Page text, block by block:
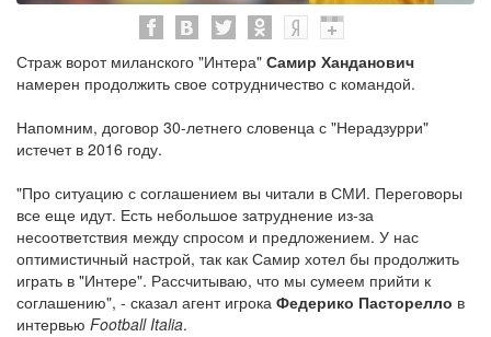
Страж ворот миланского "Интера" Самир Ханданович
намерен продолжить свое сотрудничество с командой.
Напомним, договор 30-летнего словенца с "Нерадзурри"
истечет в 2016 году.
"Про ситуацию с соглашением вы читали в СМИ. Переговоры
все еще идут. Есть небольшое затруднение из-за
несоответствия между спросом и предложением. У нас
оптимистичный настрой, так как Самир хотел бы продолжить
играть в "Интере". Рассчитываю, что мы сумеем прийти к
соглашению", - сказал агент игрока Федерико Пасторелло в
интервью Football Italia.